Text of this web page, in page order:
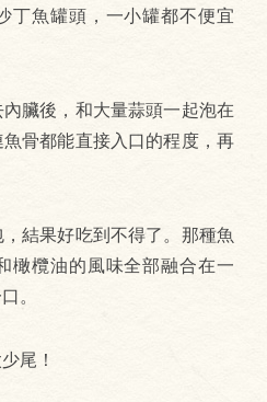
丁魚罐頭，一小罐都不便宜
臟後，和大量蒜頭一起泡在
骨都能直接入口的程度，再
結果好吃到不得了。那種魚
橄欖油的風味全部融合在一
。
尾！